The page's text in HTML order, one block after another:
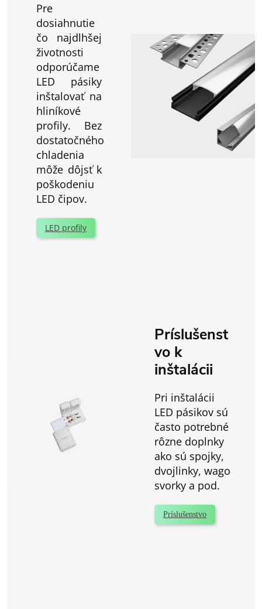
Pre
dosiahnutie
čo najdlhšej
životnosti
odporúčame
LED pásiky
inštalovať na
hliníkové
profily. Bez
dostatočného
chladenia
môže dôjsť k
poškodeniu
LED čipov.
LED profily
Príslušenst
vo k
inštalácii
Pri inštalácii
LED pásikov sú
často potrebné
rôzne doplnky
ako sú spojky,
dvojlinky, wago
svorky a pod.
Príslušenstvo